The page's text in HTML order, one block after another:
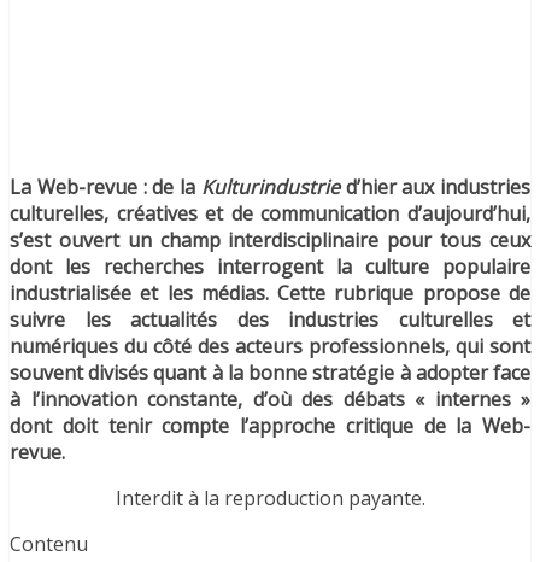
La Web-revue : de la Kulturindustried’hier aux industries
culturelles, créatives et de communication d’aujourd’hui,
s’est ouvert un champ interdisciplinaire pour tous ceux
dont les recherches interrogent la culture populaire
industrialisée et les médias. Cette rubrique propose de
suivre les actualités des industries culturelles et
numériques du côté des acteurs professionnels, qui sont
souvent divisés quant à la bonne stratégie à adopter face
à l’innovation constante, d’où des débats « internes »
dont doit tenir compte l’approche critique de la Web-
revue.
Interdit à la reproduction payante.
Contenu